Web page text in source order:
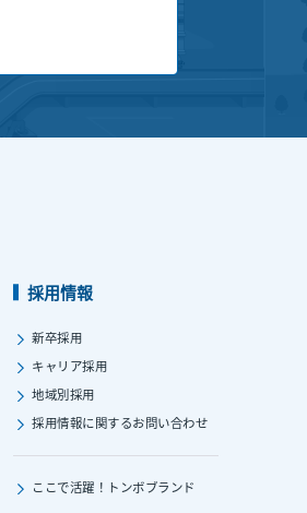
採用情報
新卒採用
キャリア採用
地域別採用
採用情報に関するお問い合わせ
ここで活躍！ トンボブランド